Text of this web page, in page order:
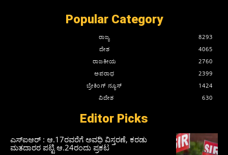
Popular Category
ರಾಜ್ಯ
8293
ದೇಶ
4065
ರಾಜಕೀಯ
2760
ಅಪರಾಧ
2399
ಬ್ರೇಕಿಂಗ್ ನ್ಯೂಸ್
1424
ವಿದೇಶ
630
Editor Picks
ಎಸ್‌ಐಆರ್‌ : ಆ.17ರವರೆಗೆ ಅವಧಿ ವಿಸ್ತರಣೆ, ಕರಡು
ಮತದಾರರ ಪಟ್ಟಿ ಆ.24ರಂದು ಪ್ರಕಟ